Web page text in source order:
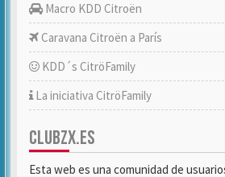
Macro KDD Citroën
Caravana Citroën a París
KDD´s CitröFamily
La iniciativa CitröFamily
CLUBZX.ES
Esta web es una comunidad de